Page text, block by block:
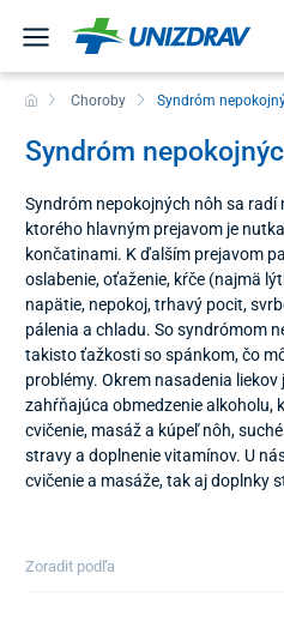
Choroby Syndróm
Syndróm
Syndróm nepokojných nôh sa radí
ktorého hlavným prejavom je
končatinami. K ďalším prejavom
oslabenie, oťaženie, kŕče (najmä
napätie, nepokoj, trhavý pocit,
pálenia a chladu. So syndrómom
takisto ťažkosti so spánkom, čo
problémy. Okrem nasadenia
zahŕňajúca obmedzenie alkoholu,
cvičenie, masáž a kúpeľ nôh,
stravy a doplnenie vitamínov. U
cvičenie a masáže, tak aj doplnky
Zoradit podľa